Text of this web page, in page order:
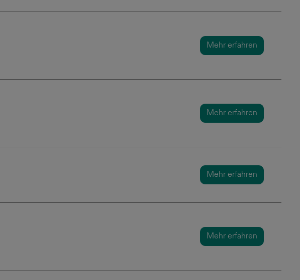
Mehr erfahren
Mehr erfahren
Mehr erfahren
Mehr erfahren